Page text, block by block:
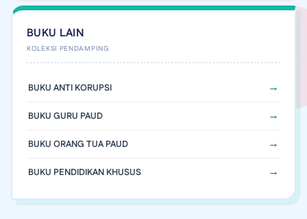
BUKU LAIN
BUKU ANTI KORUPSI
BUKU GURU PAUD
BUKU ORANG TUA PAUD
BUKU PENDIDIKAN KHUSUS